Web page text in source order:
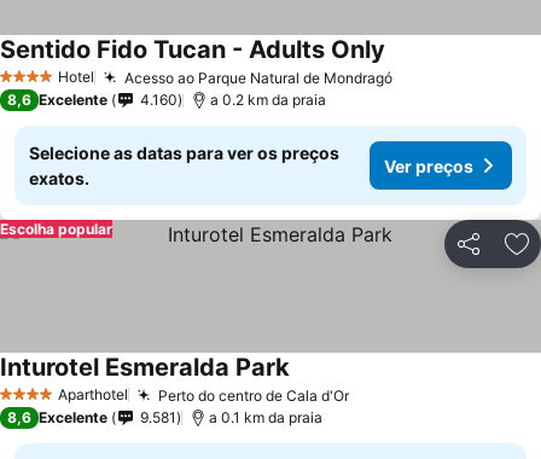
4 EstrelasHotel Acesso ao Parque Natural de Mondragó
Sentido Fido Tucan - Adults Only
8,6 Excelente 4.160 a 0.2 km da praia
Selecione as datas para ver os preços
exatos.
Ver preços
Partilhar
Escolha popular
4 EstrelasAparthotel Perto do centro de Cala d'Or
Inturotel Esmeralda Park
8,6 Excelente 9.581 a 0.1 km da praia